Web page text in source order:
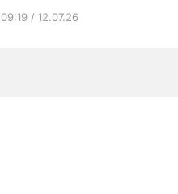
09:19 / 12.07.26